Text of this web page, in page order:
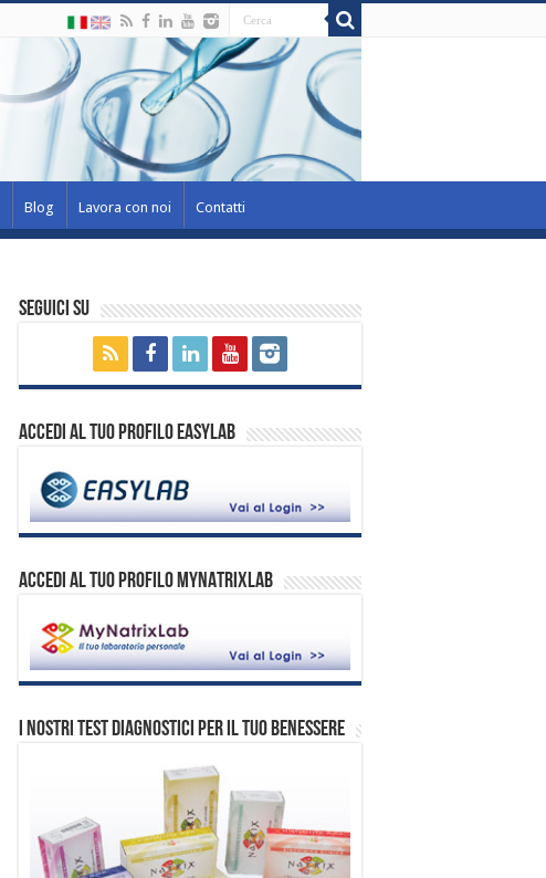
Blog Lavora con noi Contatti
Seguici su
Accedi al tuo profilo EasyLab
ACCEDI AL TUO PROFILO MYNATRIXLAB
I nostri test diagnostici per il tuo benessere